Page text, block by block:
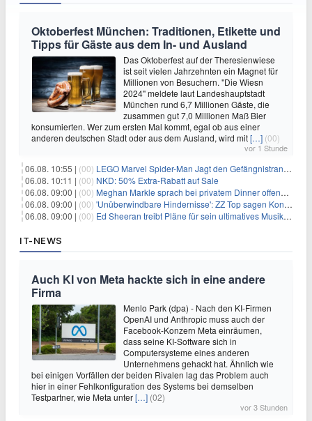
Oktoberfest München: Traditionen, Etikette und
Tipps für Gäste aus dem In- und Ausland
Das Oktoberfest auf der Theresienwiese
ist seit vielen Jahrzehnten ein Magnet für
Millionen von Besuchern. "Die Wiesn
2024" meldete laut Landeshauptstadt
München rund 6,7 Millionen Gäste, die
zusammen gut 7,0 Millionen Maß Bier
konsumierten. Wer zum ersten Mal kommt, egal ob aus einer
anderen deutschen Stadt oder aus dem Ausland, wird mit[…] (00)
vor 1 Stunde
06.08. 10:55 | (00) LEGO Marvel Spider-Man Jagt den Gefängnistransporter (76349) für 32,99€
06.08. 10:11 | (00) NKD: 50% Extra-Rabatt auf Sale
06.08. 09:00 | (00) Meghan Markle sprach bei privatem Dinner offenbar über Palastbesuch
06.08. 09:00 | (00) 'Unüberwindbare Hindernisse': ZZ Top sagen Konzert in der Hollywood Bowl kurzfristig ab
06.08. 09:00 | (00) Ed Sheeran treibt Pläne für sein ultimatives Musikzentrum voran
IT-NEWS
Auch KI von Meta hackte sich in eine andere
Firma
Menlo Park (dpa) - Nach den KI-Firmen
OpenAI und Anthropic muss auch der
Facebook-Konzern Meta einräumen,
dass seine KI-Software sich in
Computersysteme eines anderen
Unternehmens gehackt hat. Ähnlich wie
bei einigen Vorfällen der beiden Rivalen lag das Problem auch
hier in einer Fehlkonfiguration des Systems bei demselben
Testpartner, wie Meta unter[…] (02)
vor 3 Stunden